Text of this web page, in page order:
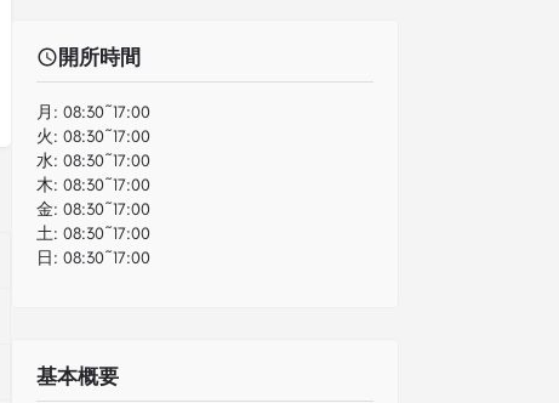
開所時間
月: 08:30~17:00
火: 08:30~17:00
水: 08:30~17:00
木: 08:30~17:00
金: 08:30~17:00
土: 08:30~17:00
日: 08:30~17:00
基本概要